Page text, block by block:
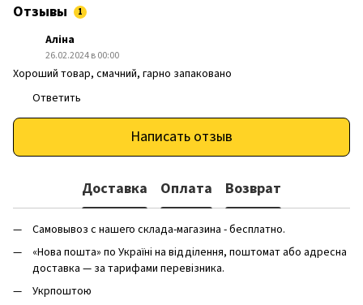
Отзывы 1
Аліна
26.02.2024 в 00:00
Хороший товар, смачний, гарно запаковано
Ответить
Написать отзыв
Доставка Оплата Возврат
Самовывоз с нашего склада-магазина - бесплатно.
«Нова пошта» по Україні на відділення, поштомат або адресна
доставка — за тарифами перевізника.
Укрпоштою